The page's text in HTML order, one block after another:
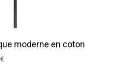
moderne en coton
€